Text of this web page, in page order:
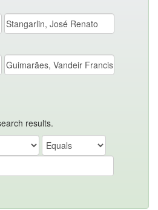
results.